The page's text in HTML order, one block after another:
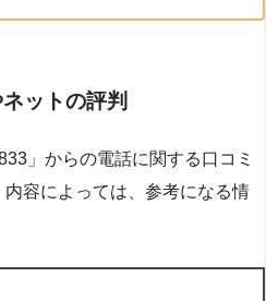
ットの評判
」からの電話に関する口コミ
容によっては、参考になる情